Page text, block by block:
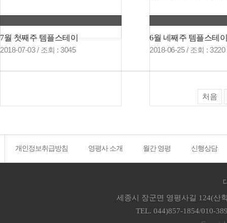
7월 첫째주 템플스테이
2018-07-03 / 조회 : 3045
6월 네째주 템플스테이
2018-06-25 / 조회 : 3220
처음
개인정보취급방침 영평사 소개 월간 영평 신행상담
세종시 장군면 영평사길 124(산
TEL. 044)857-1854/010-